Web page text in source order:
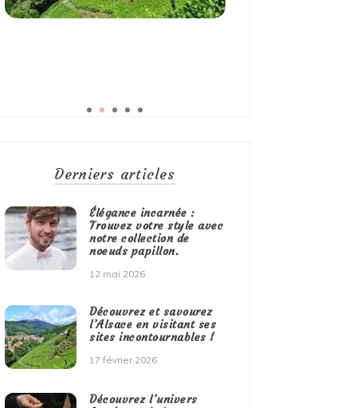
Derniers articles
Élégance incarnée :
Trouvez votre style avec
notre collection de
noeuds papillon.
12 mai 2026
Découvrez et savourez
l’Alsace en visitant ses
sites incontournables !
17 février 2026
Découvrez l’univers